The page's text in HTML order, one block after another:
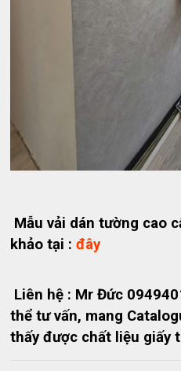
Mẫu vải dán tường cao
khảo tại : đây
Liên hệ : Mr Đức
thể tư vấn, mang
thấy được chất liệu giấy